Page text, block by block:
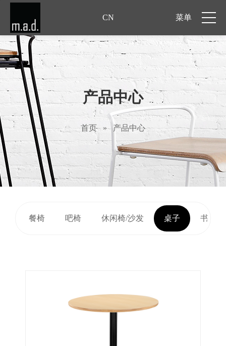
CN 菜单
产品中心
首页 » 产品中心
餐椅 吧椅 休闲椅/沙发 桌子 书桌